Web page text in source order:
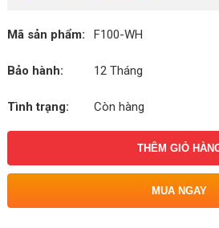
Mã sản phẩm: F100-WH
Bảo hành: 12 Tháng
Tình trạng: Còn hàng
THÊM GIỎ
MUA NGAY